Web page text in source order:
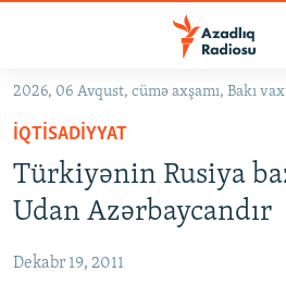
Əsas
qayıt
Əsas
naviqasiyaya
qayıt
Axtarışa
GÜNDƏM
#İZAHLA
KORRUPSIOMETR
FƏRQƏ BAX
2026, 06 Avqust, cümə axşamı, Bakı
İQTISADIYYAT
Türkiyənin Rusiya
Udan Azərbaycandır
Dekabr 19, 2011